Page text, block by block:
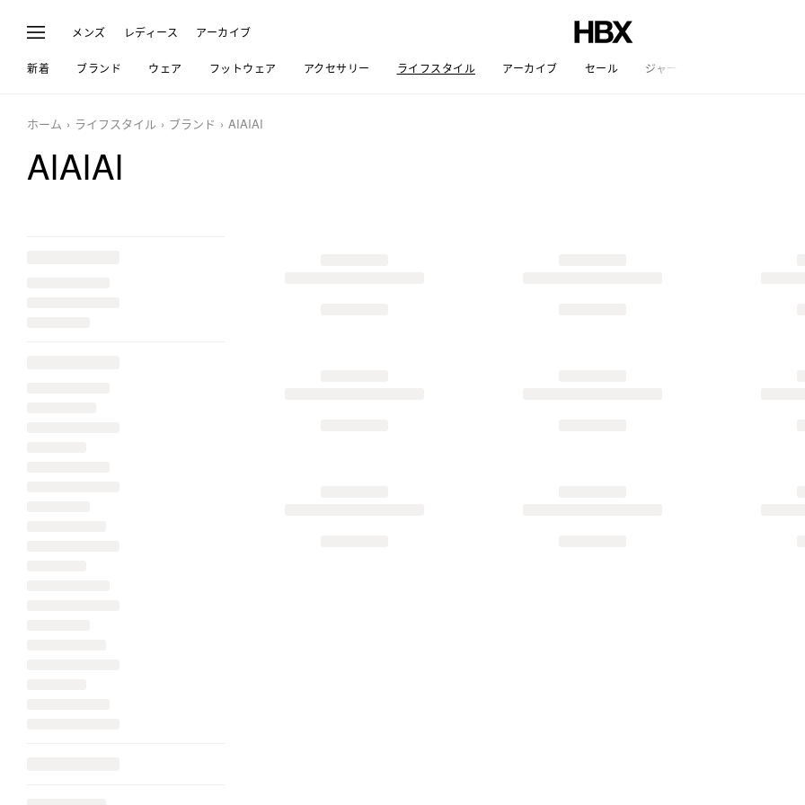
メンズ レディース アーカイブ
新着 ブランド ウェア フットウェア アクセサリー ライフスタイル アーカイブ セール ジャーナル
ホーム ライフスタイル ブランド AIAIAI
AIAIAI